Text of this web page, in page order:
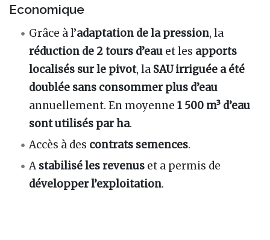
Economique
Grâce à l’adaptation de la pression, la
réduction de 2 tours d’eau et les apports
localisés sur le pivot, la SAU irriguée a été
doublée sans consommer plus d’eau
annuellement. En moyenne1 500 m³ d’eau
sont utilisés par ha.
Accès à des contrats semences.
A stabilisé les revenus et a permis de
développer l’exploitation.